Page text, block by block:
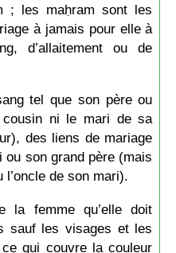
; les maḥram sont les
à jamais pour elle à
d’allaitement ou de
tel que son père ou
ni le mari de sa
des liens de mariage
son grand père (mais
de son mari).
la femme qu’elle doit
sauf les visages et les
qui couvre la couleur